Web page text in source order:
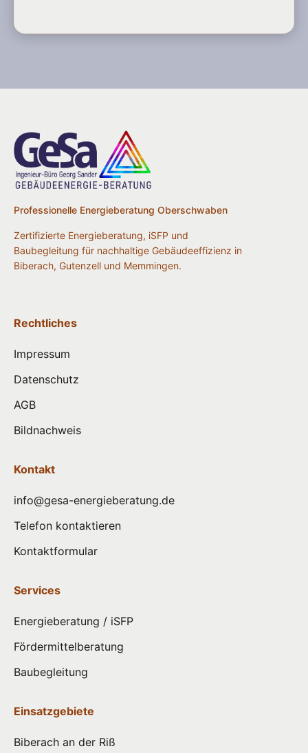
Professionelle Energieberatung Oberschwaben
Zertifizierte Energieberatung, iSFP und
Baubegleitung für nachhaltige Gebäudeeffizienz in
Biberach, Gutenzell und Memmingen.
Rechtliches
Impressum
Datenschutz
AGB
Bildnachweis
Kontakt
info@gesa-energieberatung.de
Telefon kontaktieren
Kontaktformular
Services
Energieberatung / iSFP
Fördermittelberatung
Baubegleitung
Einsatzgebiete
Biberach an der Riß